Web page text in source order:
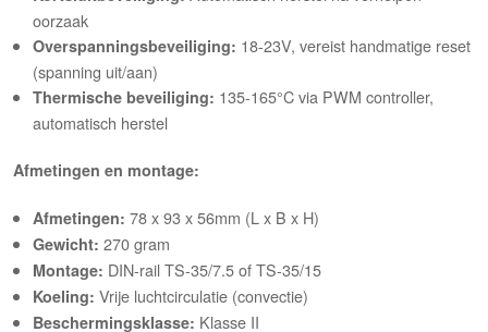
oorzaak
Overspanningsbeveiliging: 18-23V, vereist handmatige reset
(spanning uit/aan)
Thermische beveiliging: 135-165°C via PWM controller,
automatisch herstel
Afmetingen en montage:
Afmetingen: 78 x 93 x 56mm (L x B x H)
Gewicht: 270 gram
Montage: DIN-rail TS-35/7.5 of TS-35/15
Koeling: Vrije luchtcirculatie (convectie)
Beschermingsklasse: Klasse II